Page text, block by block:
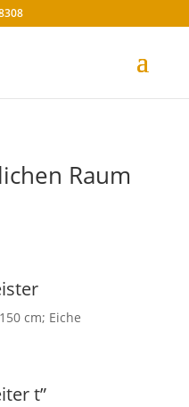
Raum
cm; Eiche
t”